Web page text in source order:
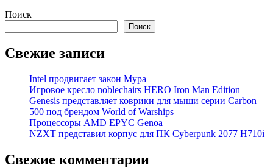
Поиск
Поиск
Свежие записи
Intel продвигает закон Мура
Игровое кресло noblechairs HERO Iron Man Edition
Genesis представляет коврики для мыши серии Carbon
500 под брендом World of Warships
Процессоры AMD EPYC Genoa
NZXT представил корпус для ПК Cyberpunk 2077 H710i
Свежие комментарии